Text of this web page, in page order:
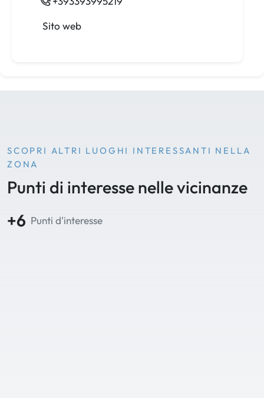
Sito web
SCOPRI ALTRI LUOGHI INTERESSANTI NELLA
ZONA
Punti di interesse nelle vicinanze
+6 Punti d'interesse